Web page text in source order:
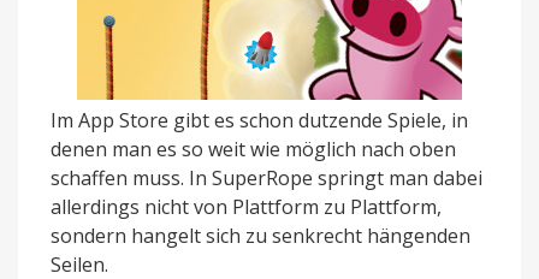
Im App Store gibt es schon dutzende Spiele, in
denen man es so weit wie möglich nach oben
schaffen muss. In SuperRope springt man dabei
allerdings nicht von Plattform zu Plattform,
sondern hangelt sich zu senkrecht hängenden
Seilen.